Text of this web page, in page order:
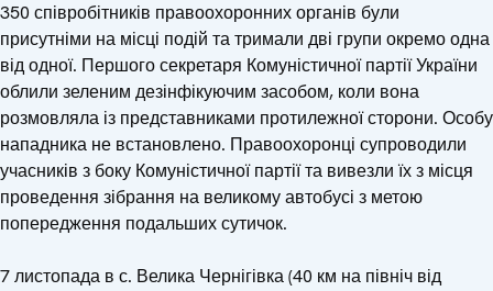
350 співробітників правоохоронних органів були
присутніми на місці подій та тримали дві групи окремо одна
від одної. Першого секретаря Комуністичної партії України
облили зеленим дезінфікуючим засобом, коли вона
розмовляла із представниками протилежної сторони. Особу
нападника не встановлено. Правоохоронці супроводили
учасників з боку Комуністичної партії та вивезли їх з місця
проведення зібрання на великому автобусі з метою
попередження подальших сутичок.
7 листопада в с. Велика Чернігівка (40 км на північ від